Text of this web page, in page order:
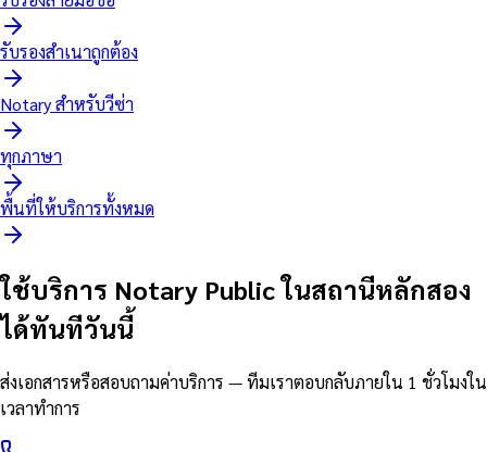
รับรองสำเนาถูกต้อง
Notary สำหรับวีซ่า
ทุกภาษา
พื้นที่ให้บริการทั้งหมด
ใช้บริการ Notary Public ในสถานีหลักสอง
ได้ทันทีวันนี้
ส่งเอกสารหรือสอบถามค่าบริการ — ทีมเราตอบกลับภายใน 1 ชั่วโมงใน
เวลาทำการ